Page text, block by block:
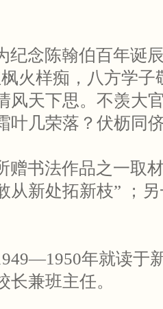
念陈翰伯百年诞
火样痴，八方学
风天下思。不羡大
叶几荣落？伏枥同
书法作品之一取
从新处拓新枝” ；
年就读于
长兼班主任。